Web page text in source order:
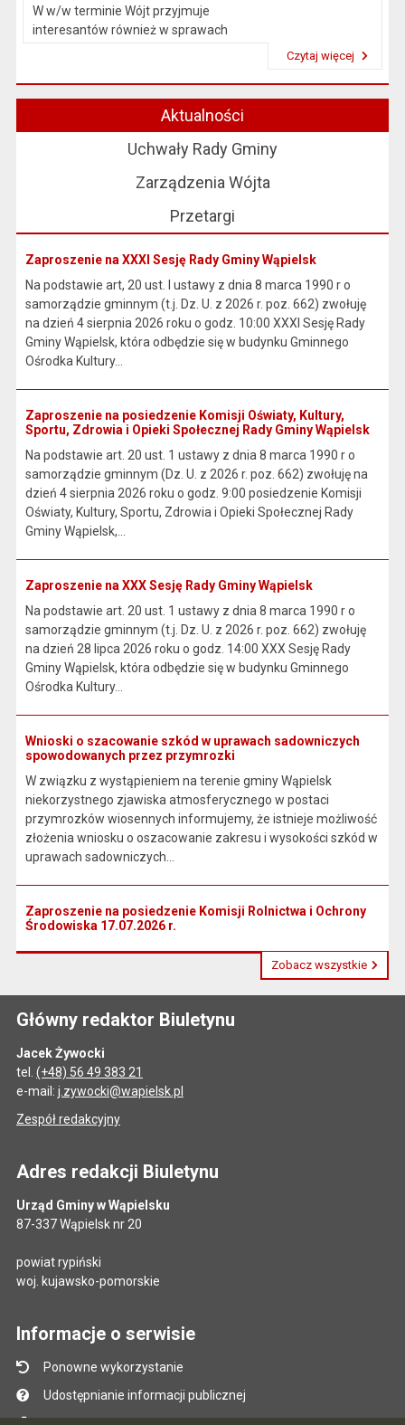
W w/w terminie Wójt przyjmuje
interesantów również w sprawach
Czytaj więcej
Aktualności
Uchwały Rady Gminy
Zarządzenia Wójta
Przetargi
Zaproszenie na XXXI Sesję Rady Gminy Wąpielsk
Na podstawie art, 20 ust. I ustawy z dnia 8 marca 1990 r o
samorządzie gminnym (t.j. Dz. U. z 2026 r. poz. 662) zwołuję
na dzień 4 sierpnia 2026 roku o godz. 10:00 XXXI Sesję Rady
Gminy Wąpielsk, która odbędzie się w budynku Gminnego
Ośrodka Kultury...
Zaproszenie na posiedzenie Komisji Oświaty, Kultury,
Sportu, Zdrowia i Opieki Społecznej Rady Gminy Wąpielsk
Na podstawie art. 20 ust. 1 ustawy z dnia 8 marca 1990 r o
samorządzie gminnym (Dz. U. z 2026 r. poz. 662) zwołuję na
dzień 4 sierpnia 2026 roku o godz. 9:00 posiedzenie Komisji
Oświaty, Kultury, Sportu, Zdrowia i Opieki Społecznej Rady
Gminy Wąpielsk,...
Zaproszenie na XXX Sesję Rady Gminy Wąpielsk
Na podstawie art. 20 ust. 1 ustawy z dnia 8 marca 1990 r o
samorządzie gminnym (t.j. Dz. U. z 2026 r. poz. 662) zwołuję
na dzień 28 lipca 2026 roku o godz. 14:00 XXX Sesję Rady
Gminy Wąpielsk, która odbędzie się w budynku Gminnego
Ośrodka Kultury...
Wnioski o szacowanie szkód w uprawach sadowniczych
spowodowanych przez przymrozki
W związku z wystąpieniem na terenie gminy Wąpielsk
niekorzystnego zjawiska atmosferycznego w postaci
przymrozków wiosennych informujemy, że istnieje możliwość
złożenia wniosku o oszacowanie zakresu i wysokości szkód w
uprawach sadowniczych...
Zaproszenie na posiedzenie Komisji Rolnictwa i Ochrony
Środowiska 17.07.2026 r.
Zobacz wszystkie
Główny redaktor Biuletynu
Jacek Żywocki
tel. (+48) 56 49 383 21
e-mail: j.zywocki@wapielsk.pl
Zespół redakcyjny
Adres redakcji Biuletynu
Urząd Gminy w Wąpielsku
87-337 Wąpielsk nr 20
powiat rypiński
woj. kujawsko-pomorskie
Informacje o serwisie
Ponowne wykorzystanie
Udostępnianie informacji publicznej